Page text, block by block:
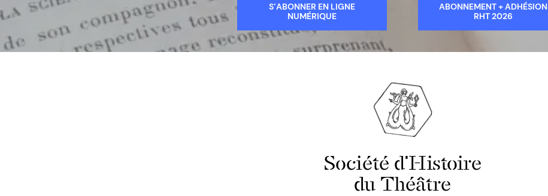
S’ABONNER EN LIGNE
NUMÉRIQUE
ABONNEMENT + ADHÉSION
RHT 2026
Société d'Histoire
du Théâtre